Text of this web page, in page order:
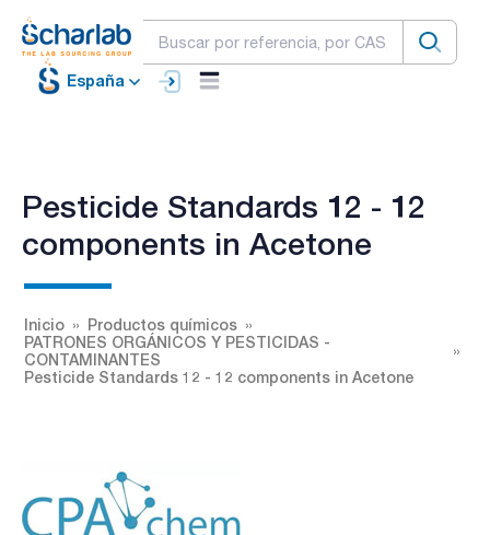
España
Pesticide Standards 12 - 12
components in Acetone
Inicio
Productos químicos
PATRONES ORGÁNICOS Y PESTICIDAS -
CONTAMINANTES
Pesticide Standards 12 - 12 components in Acetone